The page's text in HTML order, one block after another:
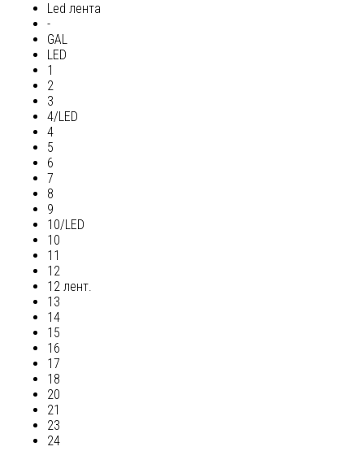
Led лента
-
GAL
LED
1
2
3
4/LED
4
5
6
7
8
9
10/LED
10
11
12
12 лент.
13
14
15
16
17
18
20
21
23
24